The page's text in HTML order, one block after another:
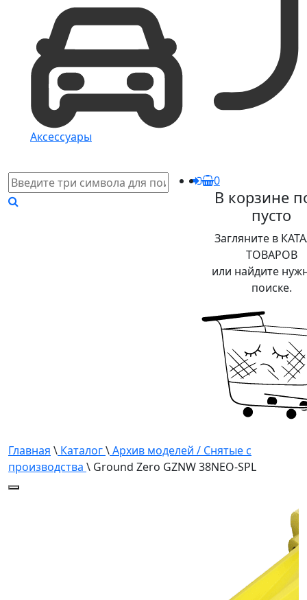
Аксессуары
0
В корзине
пусто
Загляните в
ТОВАРОВ
или найдите
поиске.
Главная \ Каталог\Архив моделей / Снятые с
производства \ Ground Zero GZNW 38NEO-SPL